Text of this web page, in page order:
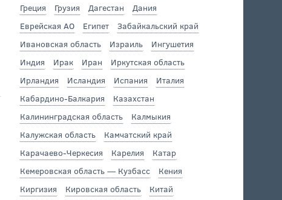
Греция
Грузия Дагестан
Дания
Еврейская АО
Египет
Забайкальский край
Ивановская область
Израиль
Ингушетия
Индия
Ирак Иран
Иркутская область
Ирландия
Исландия Испания
Италия
Кабардино-Балкария
Казахстан
Калининградская область
Калмыкия
Калужская область
Камчатский край
Карачаево-Черкесия
Карелия
Катар
Кемеровская область — Кузбасс
Кения
Киргизия
Кировская область
Китай